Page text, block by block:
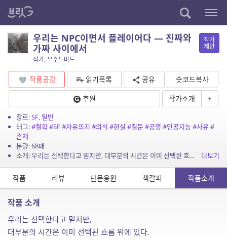
우리는 NPC이면서 플레이어다 — 진짜와
가짜 사이에서
작가: 우주노마드
작가
제안
작품공감 읽기목록 공유
숏코드복사
후원
작가소개 +
장르:SF, 일반
태그:#철학#SF#자유의지 #의식 #현실 #질문#공명 #인공지능#사유#
존재
분량: 68매
소개: 우리는 선택한다고 믿지만, 대부분의 시간은 이미 선택된 흐름 위에 있다. 그럼에도 불구하고 잠깐 멈추는 순간, 우리는 플레이어가 된다. 이 글은 NPC와 플레이어 사이에서 흔들리는...
더보기
작품 리뷰 단문응원 책갈피 작품소개
작품 소개
우리는 선택한다고 믿지만,
대부분의 시간은 이미 선택된 흐름 위에 있다.